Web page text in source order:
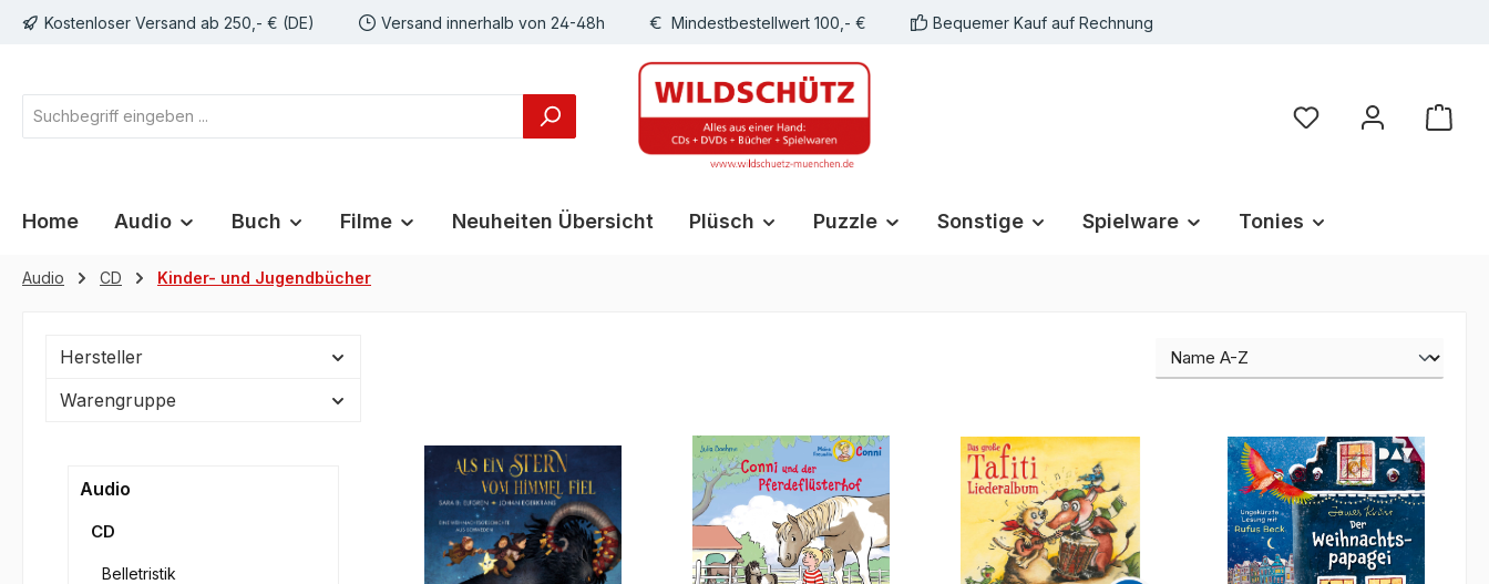
Zur Hauptnavigation springen
Kostenloser Versand ab 250,- € (DE) Versand innerhalb von 24-48h Mindestbestellwert 100,- € Bequemer Kauf auf Rechnung
Du hast 0 Produkte
Home Audio Buch Filme Neuheiten Übersicht Plüsch Puzzle Sonstige Spielware Tonies
Audio CD Kinder- und Jugendbücher
Hersteller
Warengruppe
Audio
CD
Belletristik